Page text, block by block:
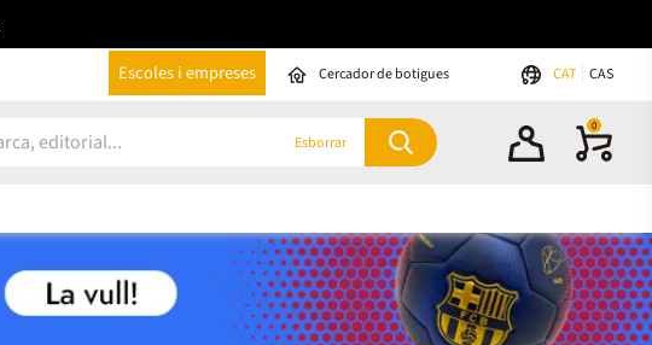
Escoles i empreses Cercador de botigues CAT CAS
Esborrar
0